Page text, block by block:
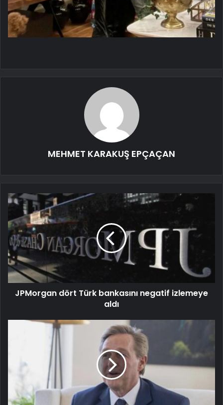
MEHMET KARAKUŞ EPÇAÇAN
JPMorgan dört Türk bankasını negatif izlemeye
aldı